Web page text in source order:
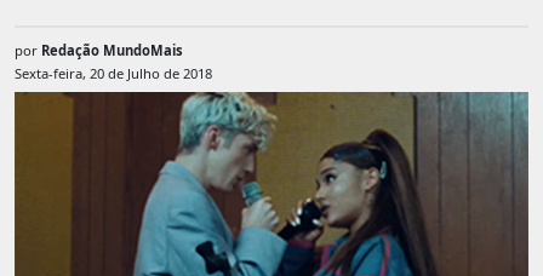
por Redação MundoMais
Sexta-feira, 20 de Julho de 2018